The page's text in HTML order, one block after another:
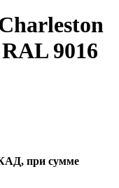
9016
при сумме